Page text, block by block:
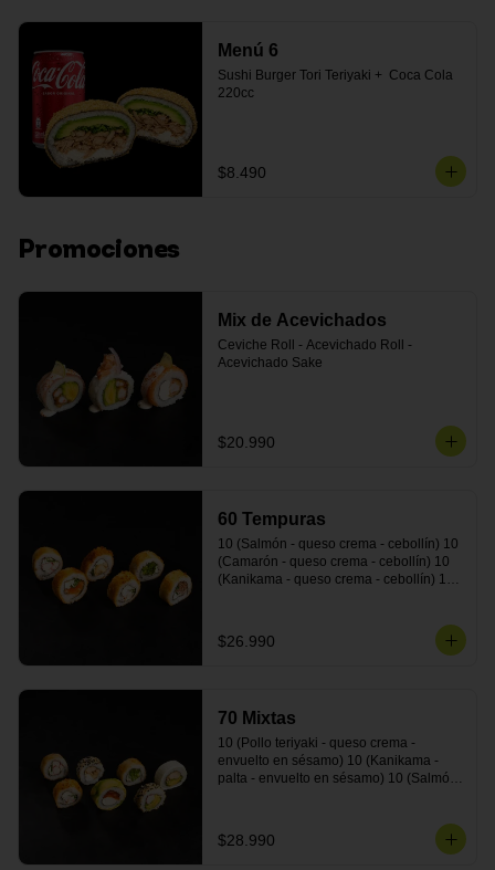
Menú 6
Sushi Burger Tori Teriyaki +  Coca Cola
220cc
$8.490
Promociones
Mix de Acevichados
Ceviche Roll - Acevichado Roll -
Acevichado Sake
$20.990
60 Tempuras
10 (Salmón - queso crema - cebollín) 10
(Camarón - queso crema - cebollín) 10
(Kanikama - queso crema - cebollín) 10
10 (Carne - queso crema - cebollín)
$26.990
70 Mixtas
10 (Pollo teriyaki - queso crema -
envuelto en sésamo) 10 (Kanikama -
palta - envuelto en sésamo) 10 (Salmón
en queso crema) 10 (Camarón - queso
crema - cebollín - envuelto en masa
$28.990